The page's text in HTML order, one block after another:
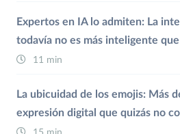
Expertos en IA lo admiten: La
todavía no es más inteligente
11 min
La ubicuidad de los emojis: Más
expresión digital que quizás no